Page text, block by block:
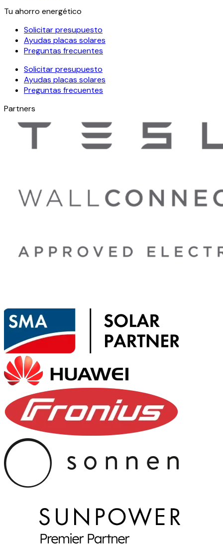
Tu ahorro energético
Solicitar presupuesto
Ayudas placas solares
Preguntas frecuentes
Solicitar presupuesto
Ayudas placas solares
Preguntas frecuentes
Partners